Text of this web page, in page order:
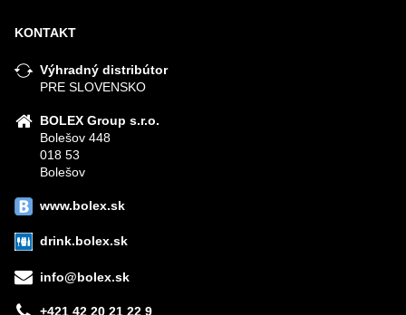
KONTAKT
Výhradný distribútor
PRE SLOVENSKO
BOLEX Group s.r.o.
Bolešov 448
018 53
Bolešov
www.bolex.sk
drink.bolex.sk
info@bolex.sk
+421 42 20 21 22 9